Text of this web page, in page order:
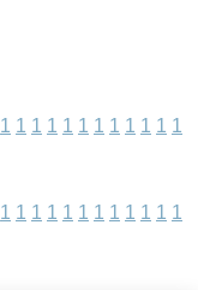
1 1 1 1 1 1 1 1 1 1 1 1
1 1 1 1 1 1 1 1 1 1 1 1